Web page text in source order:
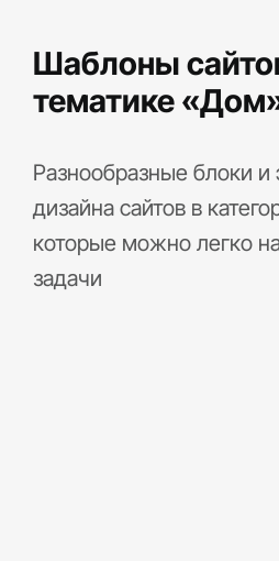
Шаблоны
тематике
Разнообразные блоки
дизайна сайтов в
которые можно легко
задачи